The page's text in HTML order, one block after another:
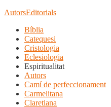
AutorsEditorials
Bíblia
Catequesi
Cristologia
Eclesiologia
Espiritualitat
Autors
Camí de perfeccionament
Carmelitana
Claretiana